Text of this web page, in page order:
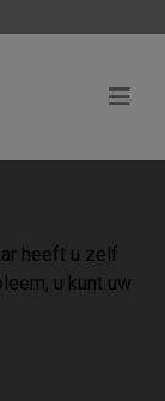
heeft u zelf
u kunt uw